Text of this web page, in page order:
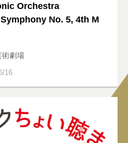
Orchestra
No. 5, 4th M
術劇場
16